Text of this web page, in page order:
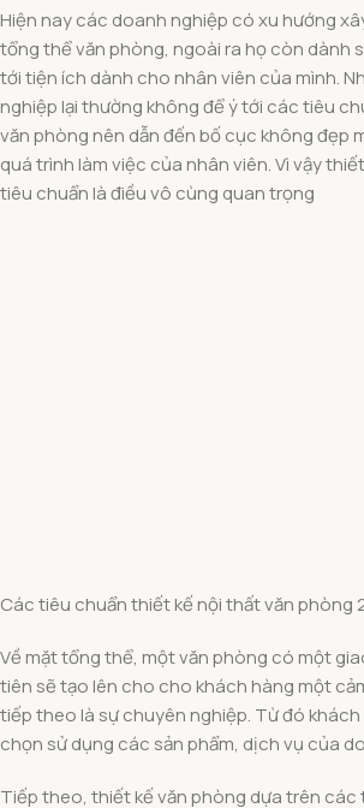
Hiện nay các doanh nghiệp có xu hướng
tổng thể văn phòng, ngoài ra họ còn dành
tới tiện ích dành cho nhân viên của mình.
nghiệp lại thường không để ý tới các tiêu
văn phòng nên dẫn đến bố cục không đẹp
quá trình làm việc của nhân viên. Vì vậy
tiêu chuẩn là điều vô cùng quan trọng
Các tiêu chuẩn thiết kế nội thất văn phòng
Về mặt tổng thể, một văn phòng có một
tiên sẽ tạo lên cho cho khách hàng một
tiếp theo là sự chuyên nghiệp. Từ đó
chọn sử dụng các sản phẩm, dịch vụ của
Tiếp theo, thiết kế văn phòng dựa trên các